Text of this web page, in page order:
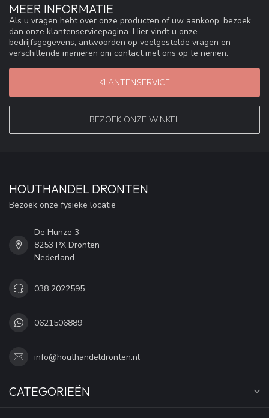
MEER INFORMATIE
Als u vragen hebt over onze producten of uw aankoop, bezoek
dan onze klantenservicepagina. Hier vindt u onze
bedrijfsgegevens, antwoorden op veelgestelde vragen en
verschillende manieren om contact met ons op te nemen.
KLANTENSERVICE
BEZOEK ONZE WINKEL
HOUTHANDEL DRONTEN
Bezoek onze fysieke locatie
De Hunze 3
8253 PX Dronten
Nederland
038 2022595
0621506889
info@houthandeldronten.nl
CATEGORIEËN